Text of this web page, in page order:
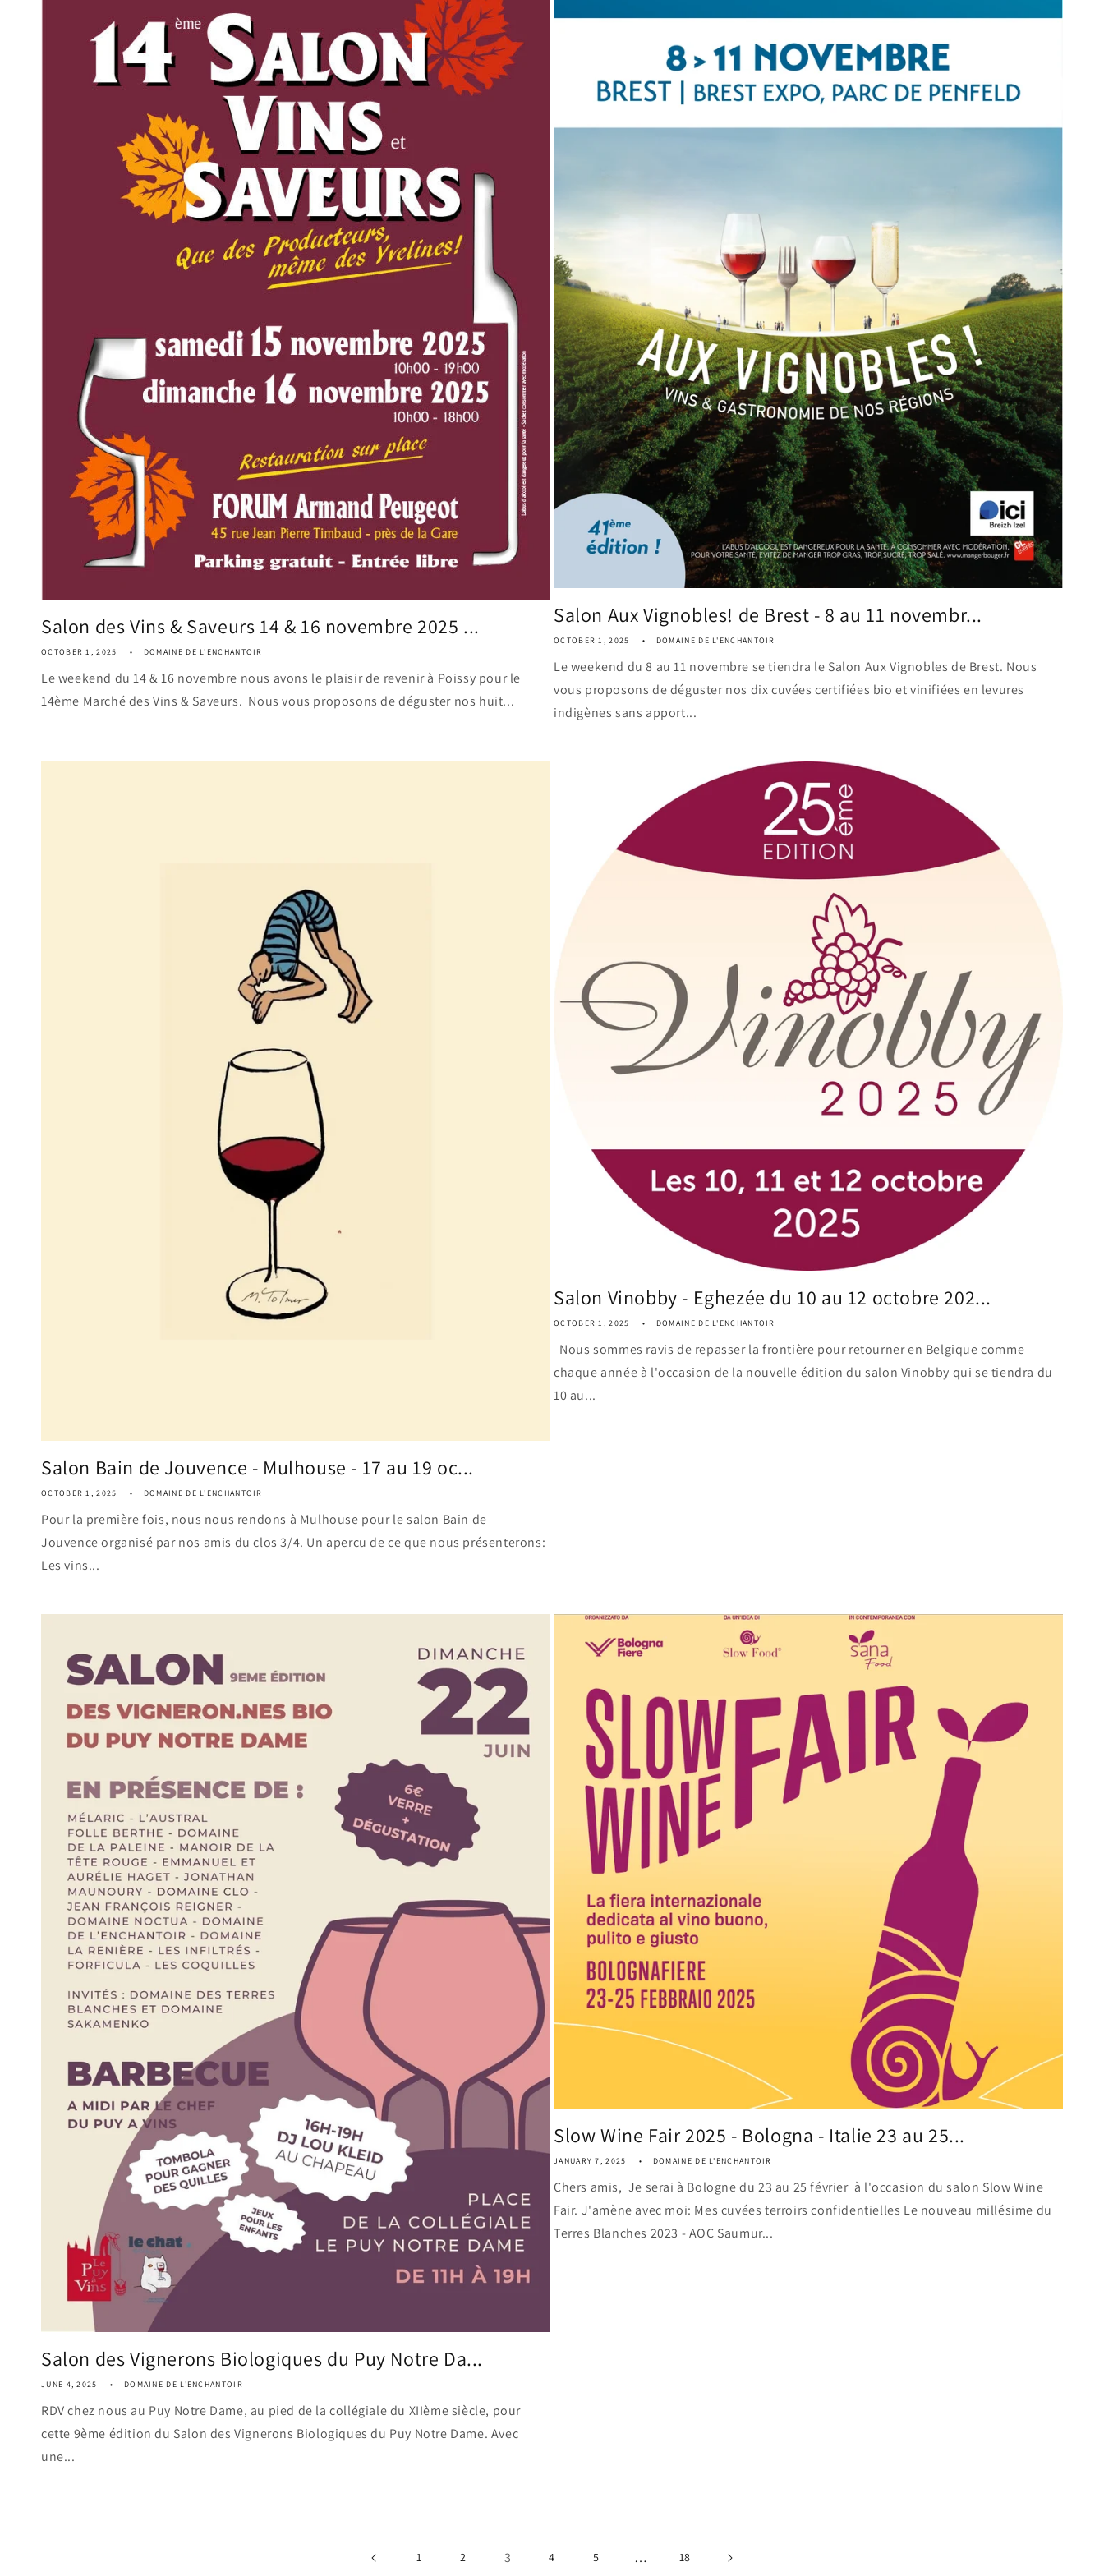
Salon des Vins & Saveurs 14 & 16 novembre 2025 ...
OCTOBER 1, 2025 DOMAINE DE L'ENCHANTOIR
Le weekend du 14 & 16 novembre nous avons le plaisir de revenir à Poissy pour le
14ème Marché des Vins & Saveurs. Nous vous proposons de déguster nos huit...
Salon Aux Vignobles! de Brest - 8 au 11 novembr...
OCTOBER 1, 2025 DOMAINE DE L'ENCHANTOIR
Le weekend du 8 au 11 novembre se tiendra le Salon Aux Vignobles de Brest. Nous
vous proposons de déguster nos dix cuvées certifiées bio et vinifiées en levures
indigènes sans apport...
Salon Bain de Jouvence - Mulhouse - 17 au 19 oc...
OCTOBER 1, 2025 DOMAINE DE L'ENCHANTOIR
Pour la première fois, nous nous rendons à Mulhouse pour le salon Bain de
Jouvence organisé par nos amis du clos 3/4. Un apercu de ce que nous présenterons:
Les vins...
Salon Vinobby - Eghezée du 10 au 12 octobre 202...
OCTOBER 1, 2025 DOMAINE DE L'ENCHANTOIR
Nous sommes ravis de repasser la frontière pour retourner en Belgique comme
chaque année à l'occasion de la nouvelle édition du salon Vinobby qui se tiendra du
10 au...
Salon des Vignerons Biologiques du Puy Notre Da...
JUNE 4, 2025 DOMAINE DE L'ENCHANTOIR
RDV chez nous au Puy Notre Dame, au pied de la collégiale du XIIème siècle, pour
cette 9ème édition du Salon des Vignerons Biologiques du Puy Notre Dame. Avec
une...
Slow Wine Fair 2025 - Bologna - Italie 23 au 25...
JANUARY 7, 2025 DOMAINE DE L'ENCHANTOIR
Chers amis, Je serai à Bologne du 23 au 25 février à l'occasion du salon Slow Wine
Fair. J'amène avec moi: Mes cuvées terroirs confidentielles Le nouveau millésime du
Terres Blanches 2023 - AOC Saumur...
1 2 3 4 5 … 18